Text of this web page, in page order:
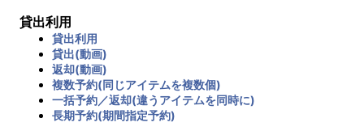
貸出利用
貸出利用
貸出(動画)
返却(動画)
複数予約(同じアイテムを複数個)
一括予約／返却(違うアイテムを同時に)
長期予約(期間指定予約)